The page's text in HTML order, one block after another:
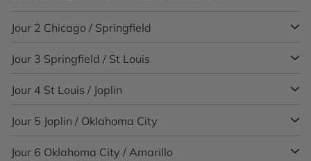
Jour 2 Chicago / Springfield
Ce matin, récupérez votre moto
l’ultime aventure Américaine. La légendaire Route 66
commence devant notre agence EagleRider, traverse
l’Illinois et se dirige vers la côte pacifique. En partant de
Chicago, vous vous dirigez vers le Sud tout en longeant
la piste Pontiac. Cette route traverse Joliet, passe
devant le géant de Gemini, s’arrête à l’incroyable
Jour 3 Springfield / St Louis
Aujourd’hui, vous vous dirigerez vers St. Louis ! Vous
resterez principalement sur les deux voies de la route
66 et traverserez les champs de maïs et les petits
villages représentatifs du cœur de l’Amérique. Lors de
votre arrivée à St. Louis, vous emprunterez le fameux
Jour 4 St Louis / Joplin
Essayez de vous levez assez tôt pour observer une
superbe vue de l’arche de St. Louis et de la rivière du
Mississippi avant de partir. Vous quittez la ville et
Jour 5 Joplin / Oklahoma City
Ce jour est consacré entièrement à rouler ! Vous quittez
Jour 6 Oklahoma City / Amarillo